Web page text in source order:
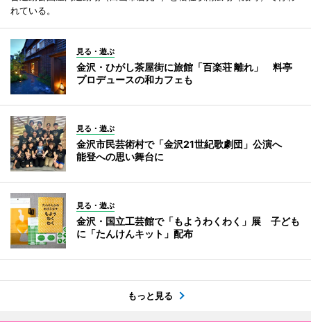
れている。
見る・遊ぶ
金沢・ひがし茶屋街に旅館「百楽荘 離れ」 料亭
プロデュースの和カフェも
見る・遊ぶ
金沢市民芸術村で「金沢21世紀歌劇団」公演へ
能登への思い舞台に
見る・遊ぶ
金沢・国立工芸館で「もようわくわく」展 子ども
に「たんけんキット」配布
もっと見る